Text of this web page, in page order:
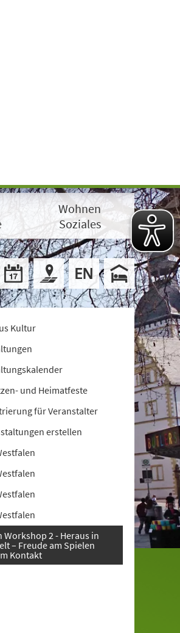
Wohnen
Soziales
Kultur
und Heimatfeste
für Veranstalter
erstellen
Workshop 2 - Heraus in
– Freude am Spielen
Kontakt